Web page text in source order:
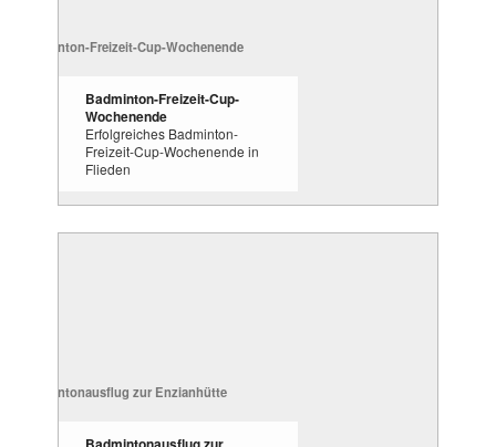
Badminton-Freizeit-Cup-
Wochenende
Erfolgreiches Badminton-
Freizeit-Cup-Wochenende in
Flieden